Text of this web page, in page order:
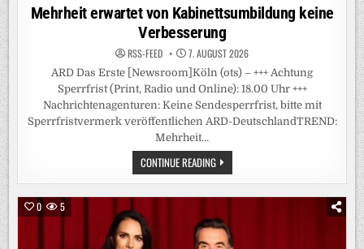
Mehrheit erwartet von Kabinettsumbildung keine
Verbesserung
RSS-FEED 7. AUGUST 2026
ARD Das Erste [Newsroom]Köln (ots) – +++ Achtung
Sperrfrist (Print, Radio und Online): 18.00 Uhr +++
Nachrichtenagenturen: Keine Sendesperrfrist, bitte mit
Sperrfristvermerk veröffentlichen ARD-DeutschlandTREND:
Mehrheit…
CONTINUE READING+++
ACHTUNG
SPERRFRIST
(PRINT,
UND
ONLINE):
18.00
0 5